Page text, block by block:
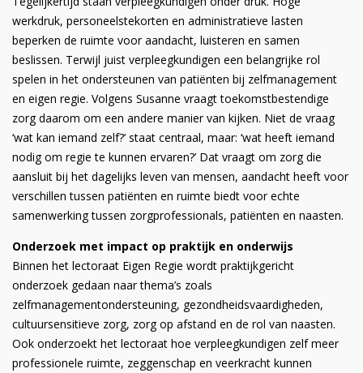
werkdruk, personeelstekorten en administratieve lasten
beperken de ruimte voor aandacht, luisteren en samen
beslissen. Terwijl juist verpleegkundigen een belangrijke rol
spelen in het ondersteunen van patiënten bij zelfmanagement
en eigen regie. Volgens Susanne vraagt toekomstbestendige
zorg daarom om een andere manier van kijken. Niet de vraag
‘wat kan iemand zelf?’ staat centraal, maar: ‘wat heeft iemand
nodig om regie te kunnen ervaren?’ Dat vraagt om zorg die
aansluit bij het dagelijks leven van mensen, aandacht heeft voor
verschillen tussen patiënten en ruimte biedt voor echte
samenwerking tussen zorgprofessionals, patiënten en naasten.
Onderzoek met impact op praktijk en onderwijs
Binnen het lectoraat Eigen Regie wordt praktijkgericht
onderzoek gedaan naar thema’s zoals
zelfmanagementondersteuning, gezondheidsvaardigheden,
cultuursensitieve zorg, zorg op afstand en de rol van naasten.
Ook onderzoekt het lectoraat hoe verpleegkundigen zelf meer
professionele ruimte, zeggenschap en veerkracht kunnen